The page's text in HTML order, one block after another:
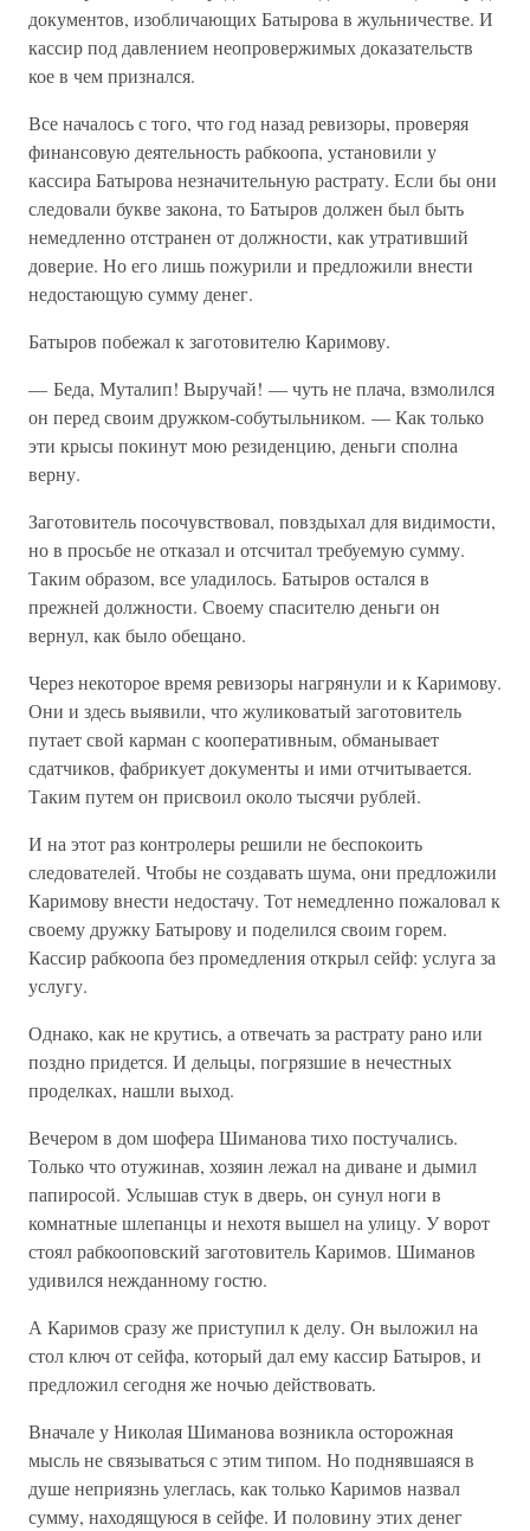
документов, изобличающих Батырова в жульничестве. И
кассир под давлением неопровержимых доказательств
кое в чем признался.
Все началось с того, что год назад ревизоры, проверяя
финансовую деятельность рабкоопа, установили у
кассира Батырова незначительную растрату. Если бы они
следовали букве закона, то Батыров должен был быть
немедленно отстранен от должности, как утративший
доверие. Но его лишь пожурили и предложили внести
недостающую сумму денег.
Батыров побежал к заготовителю Каримову.
— Беда, Муталип! Выручай! — чуть не плача, взмолился
он перед своим дружком-собутыльником. — Как только
эти крысы покинут мою резиденцию, деньги сполна
верну.
Заготовитель посочувствовал, повздыхал для видимости,
но в просьбе не отказал и отсчитал требуемую сумму.
Таким образом, все уладилось. Батыров остался в
прежней должности. Своему спасителю деньги он
вернул, как было обещано.
Через некоторое время ревизоры нагрянули и к Каримову.
Они и здесь выявили, что жуликоватый заготовитель
путает свой карман с кооперативным, обманывает
сдатчиков, фабрикует документы и ими отчитывается.
Таким путем он присвоил около тысячи рублей.
И на этот раз контролеры решили не беспокоить
следователей. Чтобы не создавать шума, они предложили
Каримову внести недостачу. Тот немедленно пожаловал к
своему дружку Батырову и поделился своим горем.
Кассир рабкоопа без промедления открыл сейф: услуга за
услугу.
Однако, как не крутись, а отвечать за растрату рано или
поздно придется. И дельцы, погрязшие в нечестных
проделках, нашли выход.
Вечером в дом шофера Шиманова тихо постучались.
Только что отужинав, хозяин лежал на диване и дымил
папиросой. Услышав стук в дверь, он сунул ноги в
комнатные шлепанцы и нехотя вышел на улицу. У ворот
стоял рабкооповский заготовитель Каримов. Шиманов
удивился нежданному гостю.
А Каримов сразу же приступил к делу. Он выложил на
стол ключ от сейфа, который дал ему кассир Батыров, и
предложил сегодня же ночью действовать.
Вначале у Николая Шиманова возникла осторожная
мысль не связываться с этим типом. Но поднявшаяся в
душе неприязнь улеглась, как только Каримов назвал
сумму, находящуюся в сейфе. И половину этих денег